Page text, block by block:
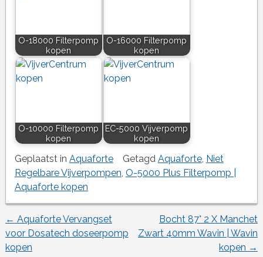
O-18000 Filterpomp
kopen
O-16000 Filterpomp
kopen
O-10000 Filterpomp
kopen
EC-5000 Vijverpomp
kopen
Geplaatst in Aquaforte Getagd Aquaforte, Niet
Regelbare Vijverpompen O-5000 Plus Filterpomp |
Aquaforte kopen
Berichtnavigatie
← Aquaforte Vervangset
voor Dosatech doseerpomp
kopen
Bocht 87° 2 X Manchet
Zwart 40mm Wavin | Wavin
kopen →